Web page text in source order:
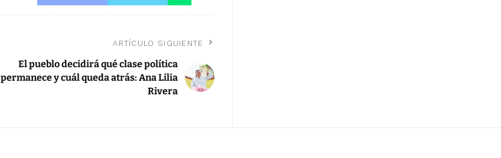
ARTÍCULO SIGUIENTE
El pueblo decidirá qué clase política
permanece y cuál queda atrás: Ana Lilia
Rivera